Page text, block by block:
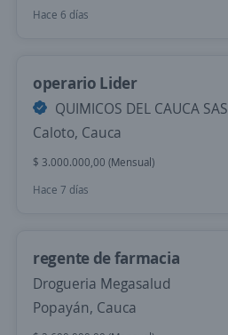
Hace 6 días
operario Lider
QUIMICOS DEL CAUCA SAS
Caloto, Cauca
$ 3.000.000,00 (Mensual)
Hace 7 días
regente de farmacia
Drogueria Megasalud
Popayán, Cauca